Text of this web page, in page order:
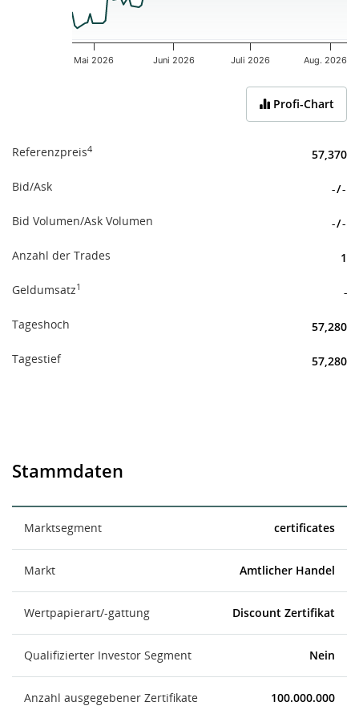
Mai 2026 Juni 2026 Juli 2026 Aug. 2026
Profi-Chart
Referenzpreis4 57,370
Bid/Ask -/-
Bid Volumen/Ask Volumen -/-
Anzahl der Trades 1
Geldumsatz1 -
Tageshoch 57,280
Tagestief 57,280
Stammdaten
Marktsegment certificates
Markt Amtlicher Handel
Wertpapierart/-gattung Discount Zertifikat
Qualifizierter Investor Segment Nein
Anzahl ausgegebener Zertifikate 100.000.000